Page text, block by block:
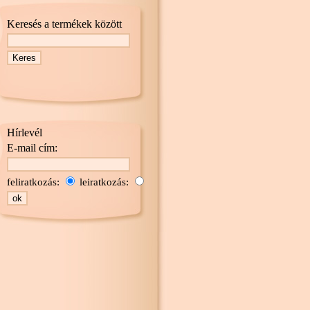
Keresés a termékek között
Hírlevél
E-mail cím:
feliratkozás: leiratkozás: